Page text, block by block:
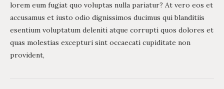
lorem eum fugiat quo voluptas nulla pariatur? At vero eos et
accusamus et iusto odio dignissimos ducimus qui blanditiis
esentium voluptatum deleniti atque corrupti quos dolores et
quas molestias excepturi sint occaecati cupiditate non
provident,